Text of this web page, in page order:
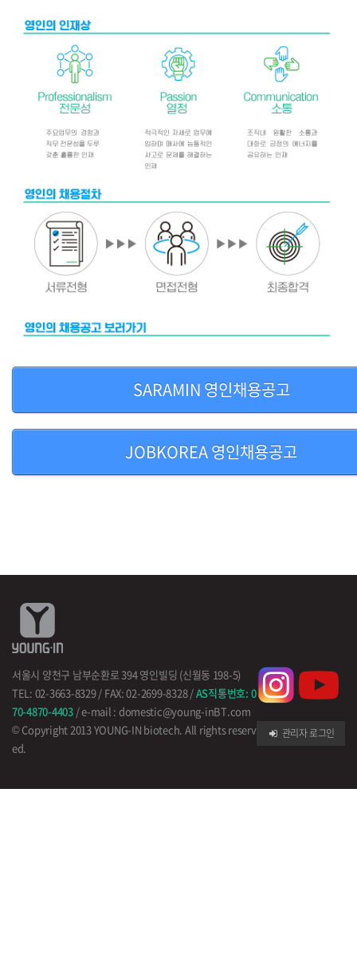
SARAMIN 영인채용공고
JOBKOREA 영인채용공고
관리자 로그인
서울시 양천구 남부순환로 394 영인빌딩 (신월동 198-5)
TEL: 02-3663-8329 / FAX: 02-2699-8328 /AS직통번호: 0
70-4870-4403/ e-mail : domestic@young-inBT.com
© Copyright 2013 YOUNG-IN biotech. All rights reserv
ed.